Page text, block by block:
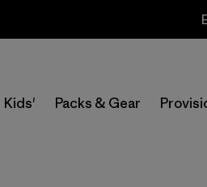
Sale —
Kids' Packs & Gear